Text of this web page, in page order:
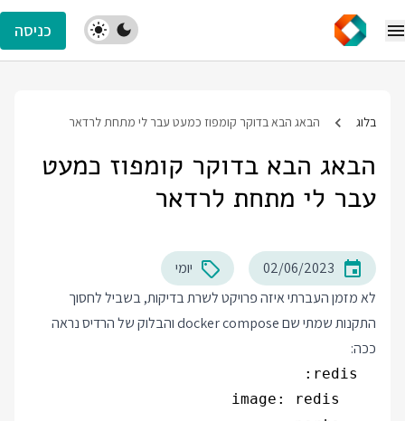
כניסה
בלוג הבאג הבא בדוקר קומפוז כמעט עבר לי מתחת לרדאר
הבאג הבא בדוקר קומפוז כמעט
עבר לי מתחת לרדאר
02/06/2023
יומי
לא מזמן העברתי איזה פרויקט לשרת בדיקות, בשביל לחסוך
התקנות שמתי שם docker compose והבלוק של הרדיס נראה
ככה: